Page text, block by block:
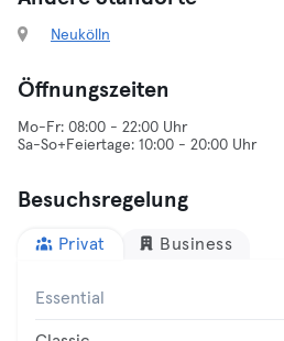
Neukölln
Öffnungszeiten
Mo-Fr: 08:00 - 22:00 Uhr
Sa-So+Feiertage: 10:00 - 20:00 Uhr
Besuchsregelung
Privat Business
Essential